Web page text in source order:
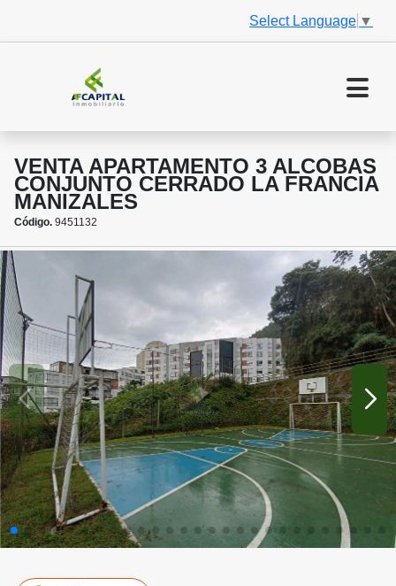
Select Language ▼
VENTA APARTAMENTO 3 ALCOBAS
CONJUNTO CERRADO LA FRANCIA
MANIZALES
Código. 9451132